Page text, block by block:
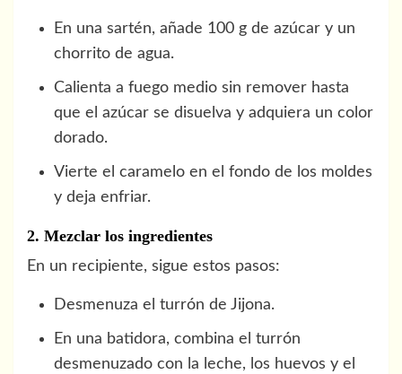
En una sartén, añade 100 g de azúcar y un
chorrito de agua.
Calienta a fuego medio sin remover hasta
que el azúcar se disuelva y adquiera un color
dorado.
Vierte el caramelo en el fondo de los moldes
y deja enfriar.
2. Mezclar los ingredientes
En un recipiente, sigue estos pasos:
Desmenuza el turrón de Jijona.
En una batidora, combina el turrón
desmenuzado con la leche, los huevos y el